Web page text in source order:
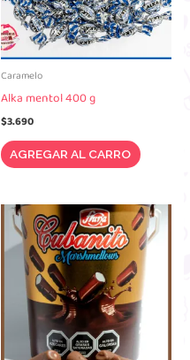
Caramelo
Alka mentol 400 g
$3.690
AGREGAR AL CARRO